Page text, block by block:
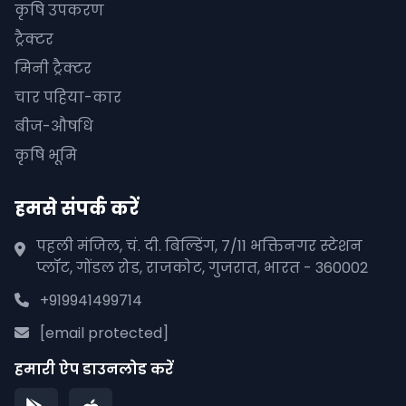
कृषि उपकरण
ट्रैक्टर
मिनी ट्रैक्टर
चार पहिया-कार
बीज-औषधि
कृषि भूमि
हमसे संपर्क करें
पहली मंजिल, चं. दी. बिल्डिंग, 7/11 भक्तिनगर स्टेशन
प्लॉट, गोंडल रोड, राजकोट, गुजरात, भारत - 360002
+919941499714
[email protected]
हमारी ऐप डाउनलोड करें